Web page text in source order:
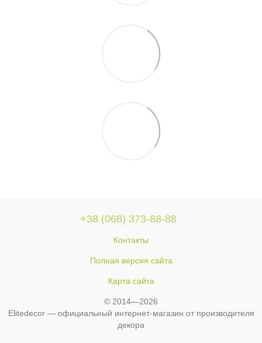
+38 (068) 373-88-88
Контакты
Полная версия сайта
Карта сайта
© 2014—2026
Elitedecor — официальный интернет-магазин от производителя
декора